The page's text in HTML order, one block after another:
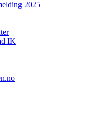
2025
IK